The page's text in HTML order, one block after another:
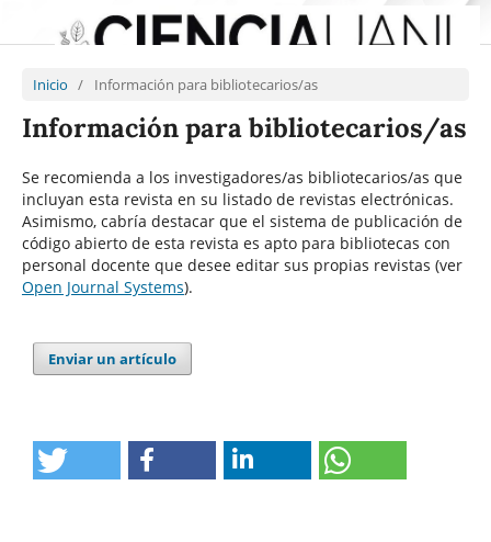
Inicio / Información para bibliotecarios/as
Información para bibliotecarios/as
Se recomienda a los investigadores/as bibliotecarios/as que
incluyan esta revista en su listado de revistas electrónicas.
Asimismo, cabría destacar que el sistema de publicación de
código abierto de esta revista es apto para bibliotecas con
personal docente que desee editar sus propias revistas (ver
Open Journal Systems).
Enviar un artículo